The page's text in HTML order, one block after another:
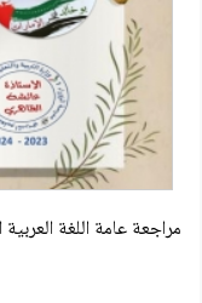
مراجعة عامة اللغة